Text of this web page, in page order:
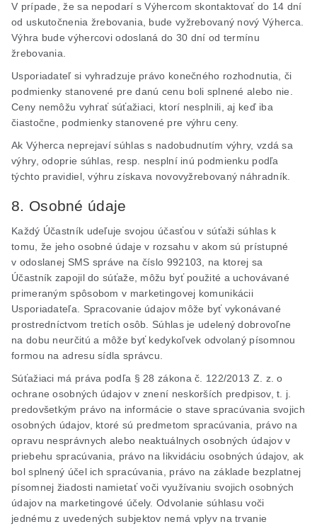
V prípade, že sa nepodarí s Výhercom skontaktovať do 14 dní
od uskutočnenia žrebovania, bude vyžrebovaný nový Výherca.
Výhra bude výhercovi odoslaná do 30 dní od termínu
žrebovania.
Usporiadateľ si vyhradzuje právo konečného rozhodnutia, či
podmienky stanovené pre danú cenu boli splnené alebo nie.
Ceny nemôžu vyhrať súťažiaci, ktorí nesplnili, aj keď iba
čiastočne, podmienky stanovené pre výhru ceny.
Ak Výherca neprejaví súhlas s nadobudnutím výhry, vzdá sa
výhry, odoprie súhlas, resp. nesplní inú podmienku podľa
týchto pravidiel, výhru získava novovyžrebovaný náhradník.
8. Osobné údaje
Každý Účastník udeľuje svojou účasťou v súťaži súhlas k
tomu, že jeho osobné údaje v rozsahu v akom sú prístupné
v odoslanej SMS správe na číslo 992103, na ktorej sa
Účastník zapojil do súťaže, môžu byť použité a uchovávané
primeraným spôsobom v marketingovej komunikácii
Usporiadateľa. Spracovanie údajov môže byť vykonávané
prostredníctvom tretích osôb. Súhlas je udelený dobrovoľne
na dobu neurčitú a môže byť kedykoľvek odvolaný písomnou
formou na adresu sídla správcu.
Súťažiaci má práva podľa § 28 zákona č. 122/2013 Z. z. o
ochrane osobných údajov v znení neskorších predpisov, t. j.
predovšetkým právo na informácie o stave spracúvania svojich
osobných údajov, ktoré sú predmetom spracúvania, právo na
opravu nesprávnych alebo neaktuálnych osobných údajov v
priebehu spracúvania, právo na likvidáciu osobných údajov, ak
bol splnený účel ich spracúvania, právo na základe bezplatnej
písomnej žiadosti namietať voči využívaniu svojich osobných
údajov na marketingové účely. Odvolanie súhlasu voči
jednému z uvedených subjektov nemá vplyv na trvanie